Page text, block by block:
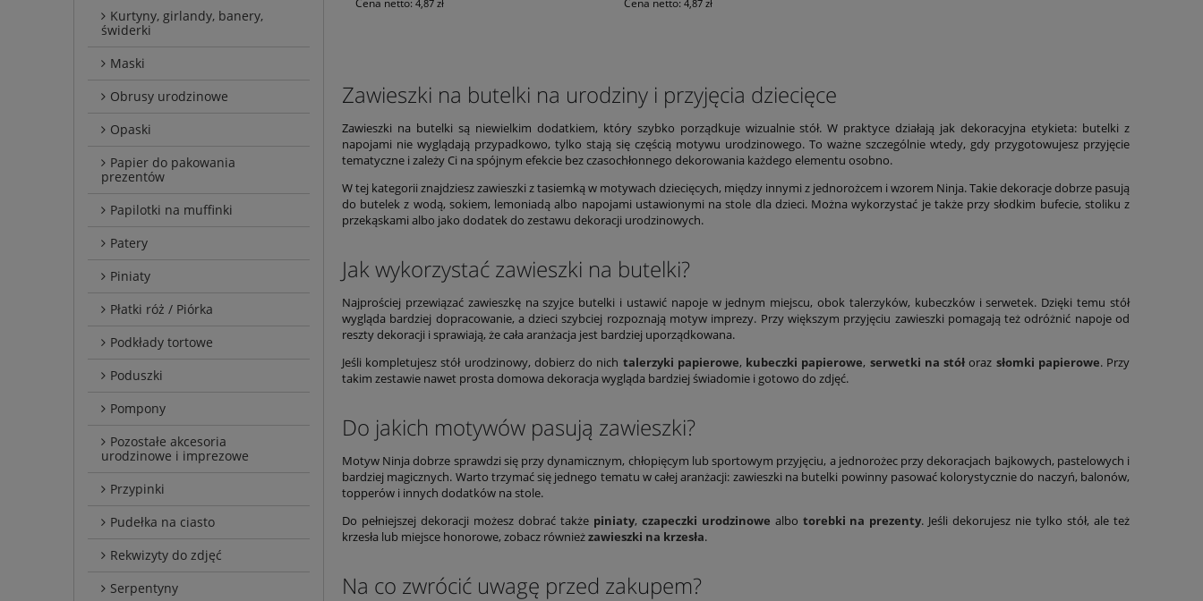
Kurtyny, girlandy, banery,
świderki
Maski
Obrusy urodzinowe
Opaski
Papier do pakowania
prezentów
Papilotki na muffinki
Patery
Piniaty
Płatki róż / Piórka
Podkłady tortowe
Poduszki
Pompony
Pozostałe akcesoria
urodzinowe i imprezowe
Przypinki
Pudełka na ciasto
Rekwizyty do zdjęć
Serpentyny
4,87 zł 4,87 zł
Zawieszki na butelki na urodziny i przyjęcia dziecięce
Zawieszki na butelki są niewielkim dodatkiem, który szybko porządkuje wizualnie stół. W praktyce działają jak dekoracyjna etykieta: butelki z
napojami nie wyglądają przypadkowo, tylko stają się częścią motywu urodzinowego. To ważne szczególnie wtedy, gdy przygotowujesz przyjęcie
tematyczne i zależy Ci na spójnym efekcie bez czasochłonnego dekorowania każdego elementu osobno.
W tej kategorii znajdziesz zawieszki z tasiemką w motywach dziecięcych, między innymi z jednorożcem i wzorem Ninja. Takie dekoracje dobrze pasują
do butelek z wodą, sokiem, lemoniadą albo napojami ustawionymi na stole dla dzieci. Można wykorzystać je także przy słodkim bufecie, stoliku z
przekąskami albo jako dodatek do zestawu dekoracji urodzinowych.
Jak wykorzystać zawieszki na butelki?
Najprościej przewiązać zawieszkę na szyjce butelki i ustawić napoje w jednym miejscu, obok talerzyków, kubeczków i serwetek. Dzięki temu stół
wygląda bardziej dopracowanie, a dzieci szybciej rozpoznają motyw imprezy. Przy większym przyjęciu zawieszki pomagają też odróżnić napoje od
reszty dekoracji i sprawiają, że cała aranżacja jest bardziej uporządkowana.
Jeśli kompletujesz stół urodzinowy, dobierz do nich talerzyki papierowe, kubeczki papierowe, serwetki na stół oraz słomki papierowe. Przy
takim zestawie nawet prosta domowa dekoracja wygląda bardziej świadomie i gotowo do zdjęć.
Do jakich motywów pasują zawieszki?
Motyw Ninja dobrze sprawdzi się przy dynamicznym, chłopięcym lub sportowym przyjęciu, a jednorożec przy dekoracjach bajkowych, pastelowych i
bardziej magicznych. Warto trzymać się jednego tematu w całej aranżacji: zawieszki na butelki powinny pasować kolorystycznie do naczyń, balonów,
topperów i innych dodatków na stole.
Do pełniejszej dekoracji możesz dobrać także piniaty, czapeczki urodzinowe albo torebki na prezenty. Jeśli dekorujesz nie tylko stół, ale też
krzesła lub miejsce honorowe, zobacz równieżzawieszki na krzesła.
Na co zwrócić uwagę przed zakupem?